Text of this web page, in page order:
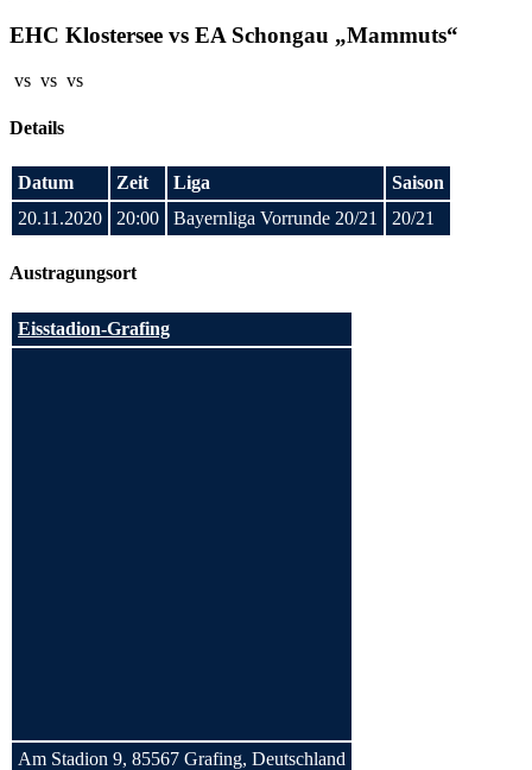
EHC Klostersee vs EA Schongau „Mammuts“
vs vs vs
Details
Datum Zeit Liga
Saison
20.11.2020
20:00 Bayernliga Vorrunde 20/21 20/21
Austragungsort
Eisstadion-Grafing
Am Stadion 9, 85567 Grafing, Deutschland